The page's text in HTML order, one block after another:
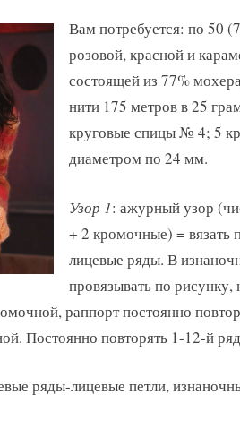
Вам потребуется: по 50
розовой, красной и
состоящей из 77%
нити 175 метров в 25
круговые спицы № 4; 5
диаметром по 24 мм.
Узор 1: ажурный узор
+ 2 кромочные) = вязать
лицевые ряды. В
провязывать по рисунку,
раппорт постоянно
Постоянно повторять 1-12-й
ряды-лицевые петли,